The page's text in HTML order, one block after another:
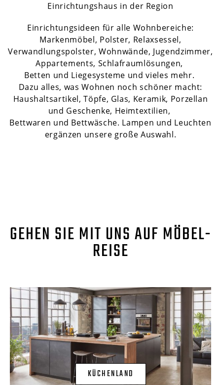
Einrichtungshaus in der Region
Einrichtungsideen für alle Wohnbereiche:
Markenmöbel, Polster, Relaxsessel,
Verwandlungspolster, Wohnwände, Jugendzimmer,
Appartements, Schlafraumlösungen,
Betten und Liegesysteme und vieles mehr.
Dazu alles, was Wohnen noch schöner macht:
Haushaltsartikel, Töpfe, Glas, Keramik, Porzellan
und Geschenke, Heimtextilien,
Bettwaren und Bettwäsche. Lampen und Leuchten
ergänzen unsere große Auswahl.
GEHEN SIE MIT UNS AUF MÖBEL-
REISE
KÜCHENLAND